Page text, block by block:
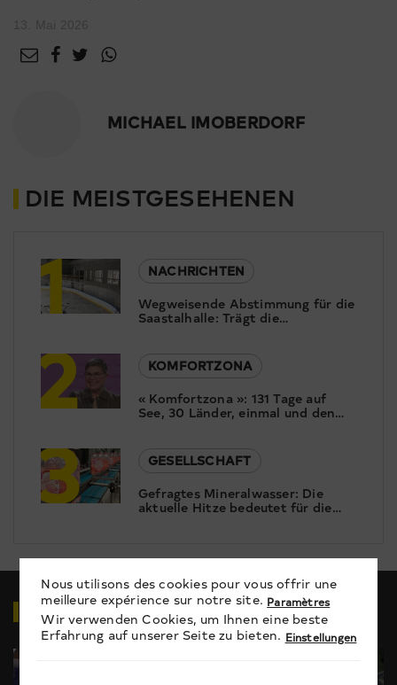
MICHAEL IMOBERDORF
DIE MEISTGESEHENEN
1
NACHRICHTEN
Wegweisende Abstimmung für die
Saastalhalle: Trägt die
Bevölkerung das Rettungskonzept
2
KOMFORTZONA
« Komfortzona »: 131 Tage auf
See, 30 Länder, einmal und den
Wieso aber diese Reise?
3
GESELLSCHAFT
Gefragtes Mineralwasser: Die
aktuelle Hitze bedeutet für die
VIDEOSZUM THEMA
Nous utilisons des cookies pour vous offrir une
meilleure expérience sur notre site. Paramètres
Wir verwenden Cookies, um Ihnen eine beste
Erfahrung auf unserer Seite zu bieten. Einstellungen